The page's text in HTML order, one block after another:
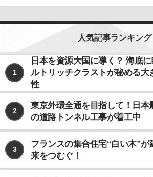
人気記事ランキング
1
日本を資源大国に導く？ 海底
ルトリッチクラストが秘める大
性
2
東京外環全通を目指して！日本
の道路トンネル工事が着工中
3
フランスの集合住宅“白い木”が
来をつむぐ！